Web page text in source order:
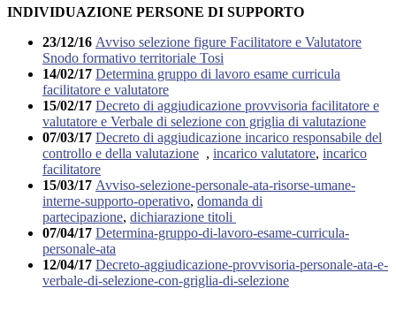
INDIVIDUAZIONE PERSONE DI SUPPORTO
23/12/16 Avviso selezione figure Facilitatore e Valutatore
Snodo formativo territoriale Tosi
14/02/17 Determina gruppo di lavoro esame curricula
facilitatore e valutatore
15/02/17 Decreto di aggiudicazione provvisoria facilitatore e
valutatore e Verbale di selezione con griglia di valutazione
07/03/17 Decreto di aggiudicazione incarico responsabile del
controllo e della valutazione , incarico valutatore, incarico
facilitatore
15/03/17 Avviso-selezione-personale-ata-risorse-umane-
interne-supporto-operativo, domanda di
partecipazione, dichiarazione titoli
07/04/17 Determina-gruppo-di-lavoro-esame-curricula-
personale-ata
12/04/17 Decreto-aggiudicazione-provvisoria-personale-ata-e-
verbale-di-selezione-con-griglia-di-selezione